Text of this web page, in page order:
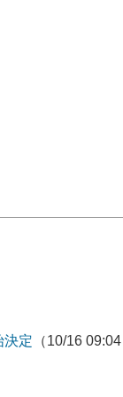
決定 （10/16